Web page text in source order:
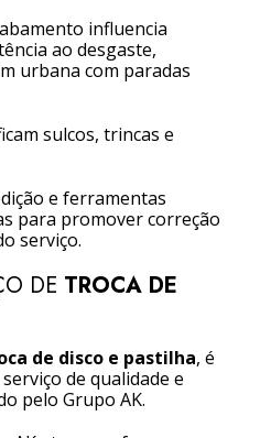
influencia
ao desgaste,
urbana com paradas
sulcos, trincas e
e ferramentas
para promover correção
serviço.
DE TROCA DE
de disco e pastilha, é
de qualidade e
pelo Grupo AK.